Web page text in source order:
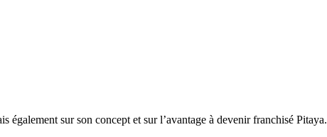
également sur son concept et sur l’avantage à devenir franchisé Pitaya.